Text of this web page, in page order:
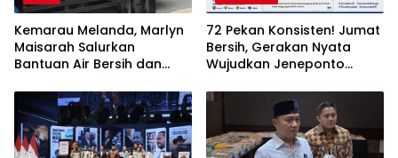
Kemarau Melanda, Marlyn
Maisarah Salurkan
Bantuan Air Bersih dan
Babakan Madang
72 Pekan Konsisten! Jumat
Bersih, Gerakan Nyata
Wujudkan Jeneponto
ASRI